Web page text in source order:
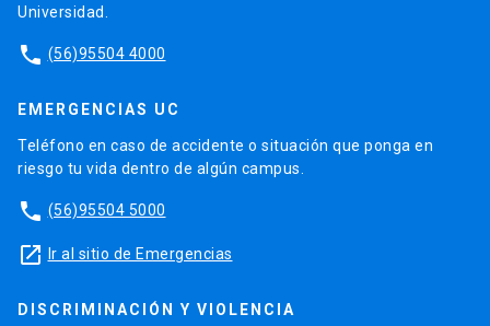
Universidad.
phone (56)95504 4000
EMERGENCIAS UC
Teléfono en caso de accidente o situación que ponga en
riesgo tu vida dentro de algún campus.
phone (56)95504 5000
launch Ir al sitio de Emergencias
DISCRIMINACIÓN Y VIOLENCIA